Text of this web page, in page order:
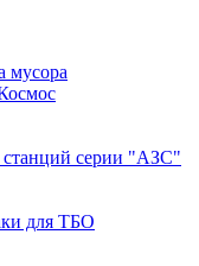
мусора
станций серии "АЗС"
для ТБО